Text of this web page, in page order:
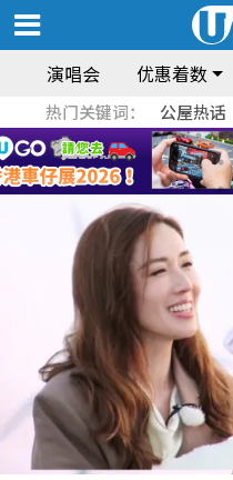
演唱会 优惠着数
热门关键词： 公屋热话